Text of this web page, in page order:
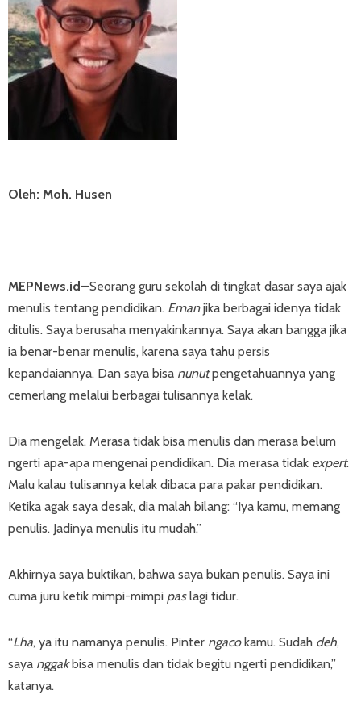
Oleh: Moh. Husen
MEPNews.id—Seorang guru sekolah di tingkat dasar saya ajak
menulis tentang pendidikan. Emanjika berbagai idenya tidak
ditulis. Saya berusaha menyakinkannya. Saya akan bangga jika
ia benar-benar menulis, karena saya tahu persis
kepandaiannya. Dan saya bisa nunutpengetahuannya yang
cemerlang melalui berbagai tulisannya kelak.
Dia mengelak. Merasa tidak bisa menulis dan merasa belum
ngerti apa-apa mengenai pendidikan. Dia merasa tidak expert.
Malu kalau tulisannya kelak dibaca para pakar pendidikan.
Ketika agak saya desak, dia malah bilang: “Iya kamu, memang
penulis. Jadinya menulis itu mudah.”
Akhirnya saya buktikan, bahwa saya bukan penulis. Saya ini
cuma juru ketik mimpi-mimpi paslagi tidur.
“Lha, ya itu namanya penulis. Pinter ngacokamu. Sudah deh,
saya nggakbisa menulis dan tidak begitu ngerti pendidikan,”
katanya.